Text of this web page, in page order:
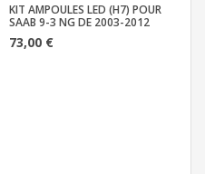
KIT AMPOULES LED (H7) POUR
SAAB 9-3 NG DE 2003-2012
73,00 €